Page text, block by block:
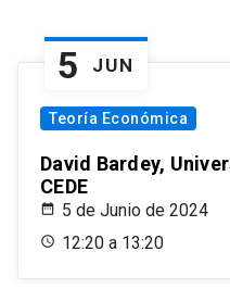
5 JUN
Teoría Económica
David Bardey,
CEDE
5 de Junio de 2024
12:20 a 13:20